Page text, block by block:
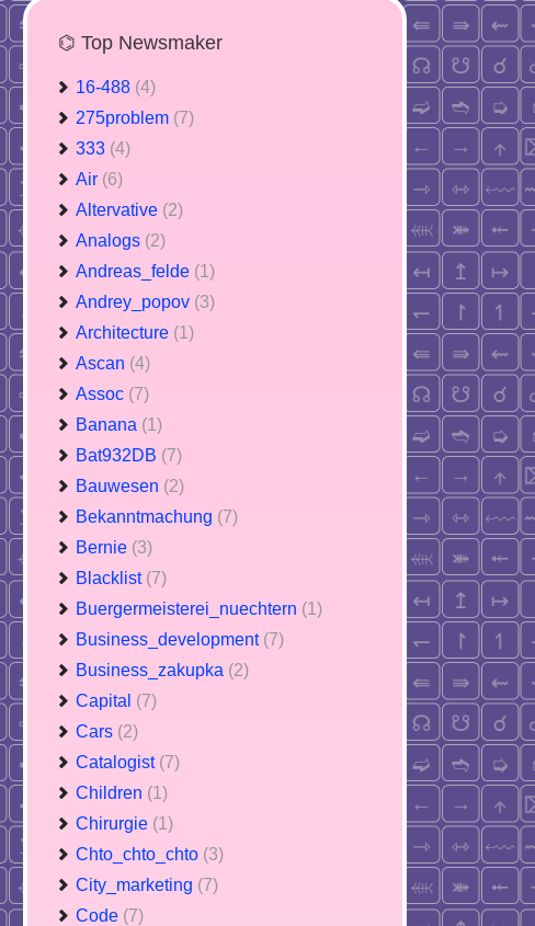
⌬ Top Newsmaker
16-488 (4)
275problem (7)
333 (4)
Air (6)
Altervative (2)
Analogs (2)
Andreas_felde (1)
Andrey_popov (3)
Architecture (1)
Ascan (4)
Assoc (7)
Banana (1)
Bat932DB (7)
Bauwesen (2)
Bekanntmachung (7)
Bernie (3)
Blacklist (7)
Buergermeisterei_nuechtern (1)
Business_development (7)
Business_zakupka (2)
Capital (7)
Cars (2)
Catalogist (7)
Children (1)
Chirurgie (1)
Chto_chto_chto (3)
City_marketing (7)
Code (7)